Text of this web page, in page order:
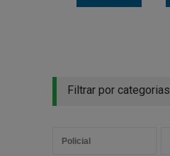
Filtrar por categorias
Policial